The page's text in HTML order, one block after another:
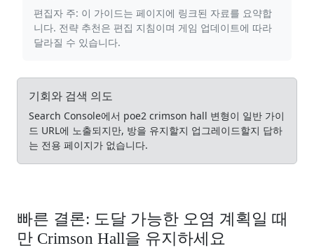
편집자 주: 이 가이드는 페이지에 링크된 자료를 요약합
니다. 전략 추천은 편집 지침이며 게임 업데이트에 따라
달라질 수 있습니다.
기회와 검색 의도
Search Console에서 poe2 crimson hall 변형이 일반 가이
드 URL에 노출되지만, 방을 유지할지 업그레이드할지 답하
는 전용 페이지가 없습니다.
빠른 결론: 도달 가능한 오염 계획일 때
만 Crimson Hall을 유지하세요